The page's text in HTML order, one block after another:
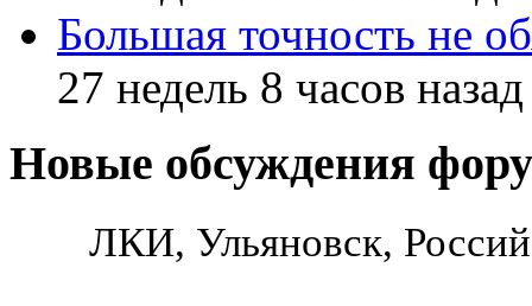
Большая точность не
27 недель 8 часов назад
Новые обсуждения
ЛКИ, Ульяновск,